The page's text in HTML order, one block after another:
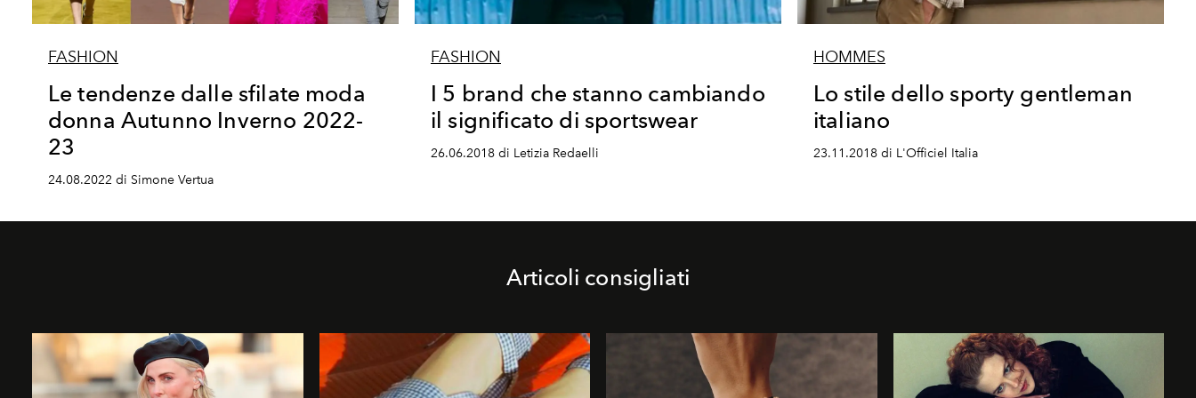
FASHION
Le tendenze dalle sfilate moda
donna Autunno Inverno 2022-
23
24.08.2022 di Simone Vertua
FASHION
I 5 brand che stanno cambiando
il significato di sportswear
26.06.2018 di Letizia Redaelli
HOMMES
Lo stile dello sporty gentleman
italiano
23.11.2018 di L'Officiel Italia
Articoli consigliati